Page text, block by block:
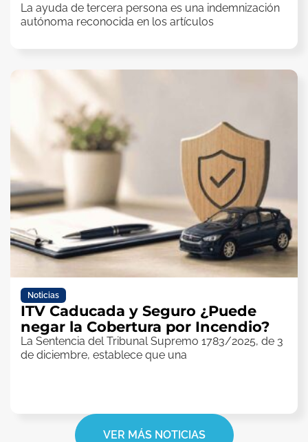
La ayuda de tercera persona es una indemnización
autónoma reconocida en los artículos
Noticias
ITV Caducada y Seguro ¿Puede
negar la Cobertura por Incendio?
La Sentencia del Tribunal Supremo 1783/2025, de 3
de diciembre, establece que una
VER MÁS NOTICIAS